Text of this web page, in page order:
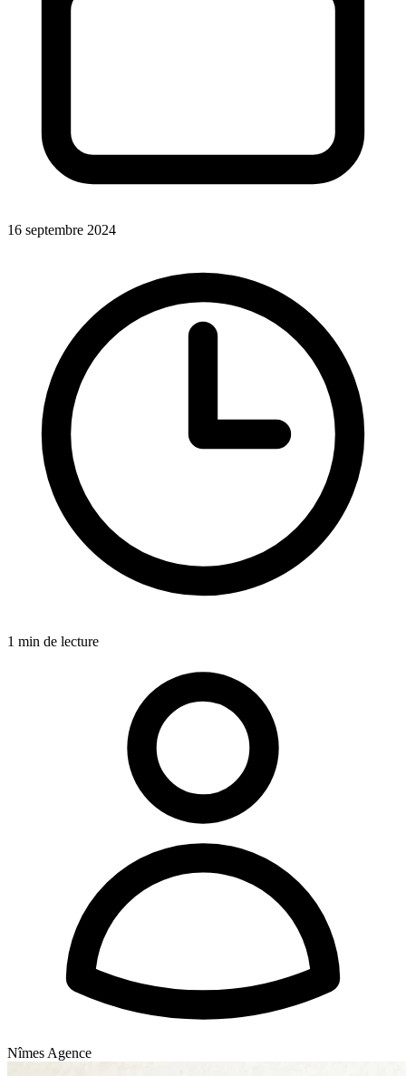
16 septembre 2024
1 min de lecture
Nîmes Agence